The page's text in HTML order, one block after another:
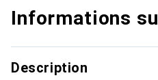
Informations
Description